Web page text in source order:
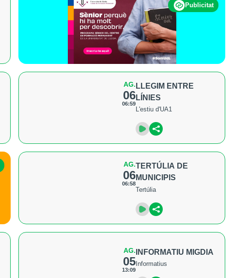
Publicitat
AG.
06
06:59
LLEGIM ENTRE
LÍNIES
L'estiu d'UA1
AG.
06
06:58
TERTÚLIA DE
MUNICIPIS
Tertúlia
AG.
05
13:09
INFORMATIU MIGDIA
Informatius